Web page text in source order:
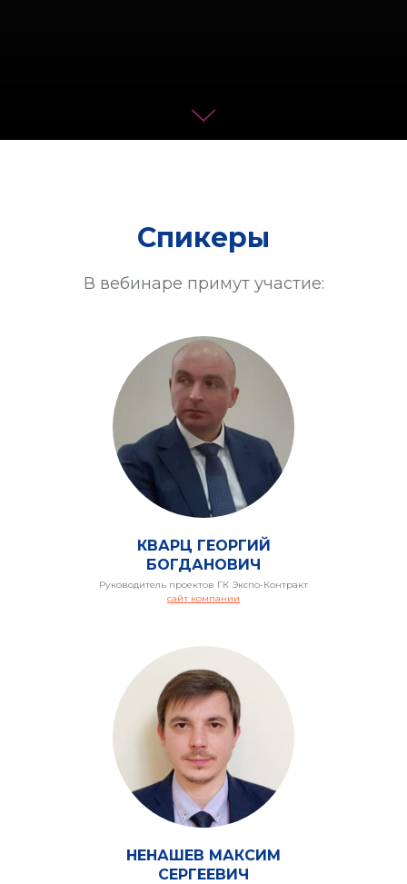
Спикеры
В вебинаре примут участие:
КВАРЦ ГЕОРГИЙ
БОГДАНОВИЧ
Руководитель проектов ГК Экспо-Контракт
сайт компании
НЕНАШЕВ МАКСИМ
СЕРГЕЕВИЧ